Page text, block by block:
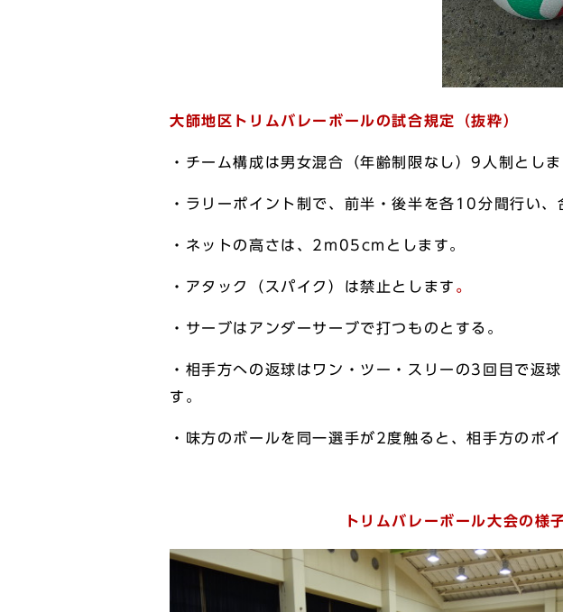
大師地区トリムバレーボールの試合規定（抜粋）
・チーム構成は男女混合（年齢制限なし）9人制としま
・ラリーポイント制で、前半・後半を各10分間行い、
・ネットの高さは、2m05cmとします。
・アタック（スパイク）は禁止とします 。
・サーブはアンダーサーブで打つものとする。
・相手方への返球はワン・ツー・スリーの3回目で返
す。
・味方のボールを同一選手が2度触ると、相手方のポイ
トリムバレーボール大会の様